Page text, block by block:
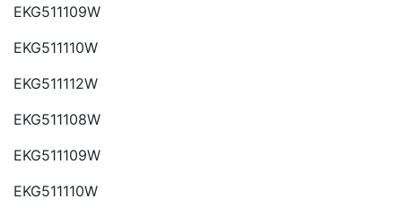
EKG511109W
EKG511110W
EKG511112W
EKG511108W
EKG511109W
EKG511110W